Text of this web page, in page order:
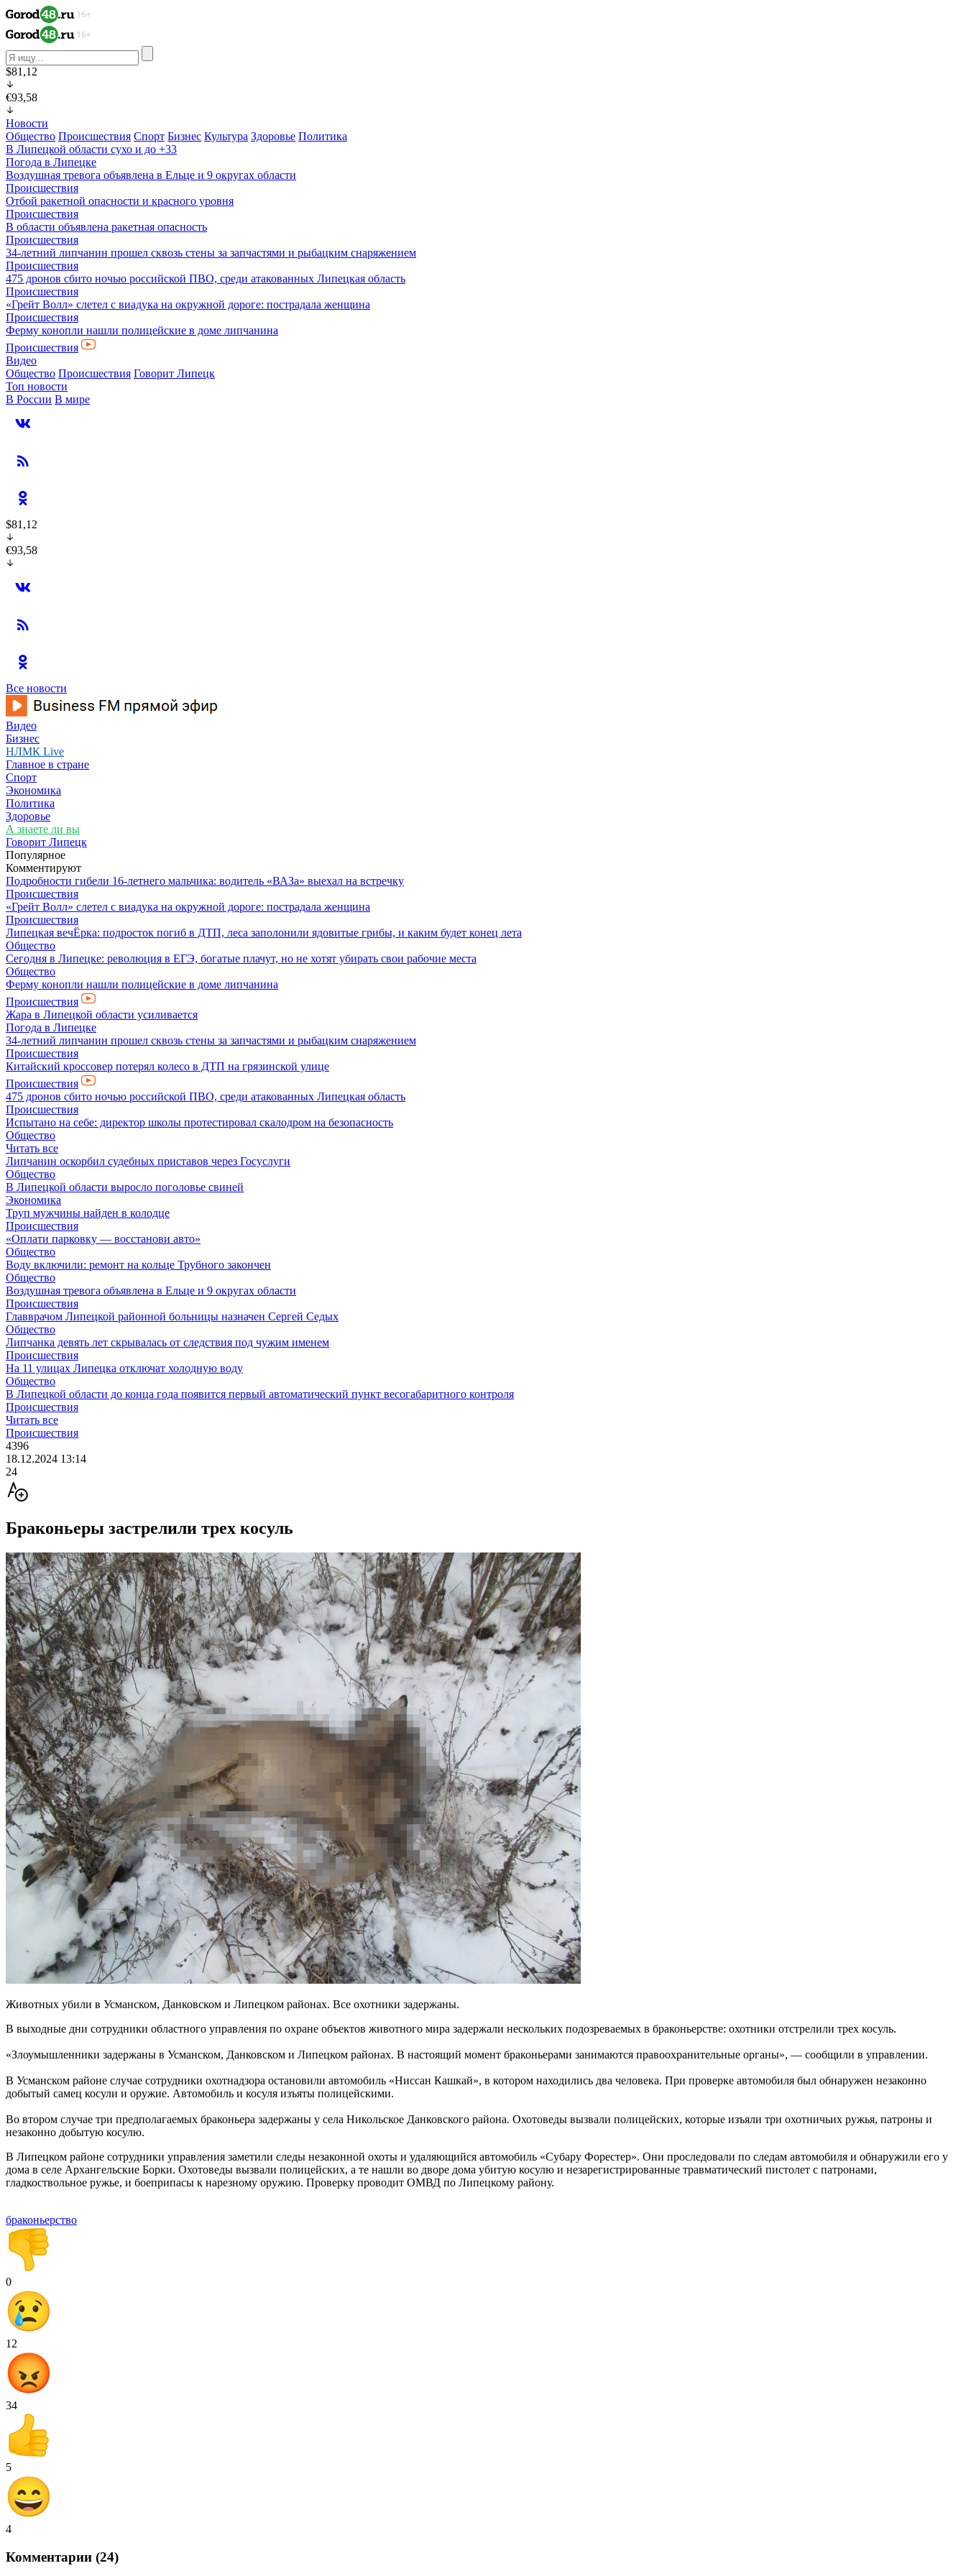
$81,12
€93,58
Новости
Общество Происшествия Спорт Бизнес Культура Здоровье Политика
В Липецкой области сухо и до +33
Погода в Липецке
Воздушная тревога объявлена в Ельце и 9 округах области
Происшествия
Отбой ракетной опасности и красного уровня
Происшествия
В области объявлена ракетная опасность
Происшествия
34-летний липчанин прошел сквозь стены за запчастями и рыбацким снаряжением
Происшествия
475 дронов сбито ночью российской ПВО, среди атакованных Липецкая область
Происшествия
«Грейт Волл» слетел с виадука на окружной дороге: пострадала женщина
Происшествия
Ферму конопли нашли полицейские в доме липчанина
Происшествия
Видео
Общество Происшествия Говорит Липецк
Топ новости
В России В мире
$81,12
€93,58
Все новости
Видео
Бизнес
НЛМК Live
Главное в стране
Спорт
Экономика
Политика
Здоровье
А знаете ли вы
Говорит Липецк
Популярное
Комментируют
Подробности гибели 16-летнего мальчика: водитель «ВАЗа» выехал на встречку
Происшествия
«Грейт Волл» слетел с виадука на окружной дороге: пострадала женщина
Происшествия
Липецкая вечЁрка: подросток погиб в ДТП, леса заполонили ядовитые грибы, и каким будет конец лета
Общество
Сегодня в Липецке: революция в ЕГЭ, богатые плачут, но не хотят убирать свои рабочие места
Общество
Ферму конопли нашли полицейские в доме липчанина
Происшествия
Жара в Липецкой области усиливается
Погода в Липецке
34-летний липчанин прошел сквозь стены за запчастями и рыбацким снаряжением
Происшествия
Китайский кроссовер потерял колесо в ДТП на грязинской улице
Происшествия
475 дронов сбито ночью российской ПВО, среди атакованных Липецкая область
Происшествия
Испытано на себе: директор школы протестировал скалодром на безопасность
Общество
Читать все
Липчанин оскорбил судебных приставов через Госуслуги
Общество
В Липецкой области выросло поголовье свиней
Экономика
Труп мужчины найден в колодце
Происшествия
«Оплати парковку — восстанови авто»
Общество
Воду включили: ремонт на кольце Трубного закончен
Общество
Воздушная тревога объявлена в Ельце и 9 округах области
Происшествия
Главврачом Липецкой районной больницы назначен Сергей Седых
Общество
Липчанка девять лет скрывалась от следствия под чужим именем
Происшествия
На 11 улицах Липецка отключат холодную воду
Общество
В Липецкой области до конца года появится первый автоматический пункт весогабаритного контроля
Происшествия
Читать все
Происшествия
4396
18.12.2024 13:14
24
Браконьеры застрелили трех косуль
Животных убили в Усманском, Данковском и Липецком районах. Все охотники задержаны.
В выходные дни сотрудники областного управления по охране объектов животного мира задержали нескольких подозреваемых в браконьерстве: охотники отстрелили трех косуль.
«Злоумышленники задержаны в Усманском, Данковском и Липецком районах. В настоящий момент браконьерами занимаются правоохранительные органы», — сообщили в управлении.
В Усманском районе случае сотрудники охотнадзора остановили автомобиль «Ниссан Кашкай», в котором находились два человека. При проверке автомобиля был обнаружен незаконно
добытый самец косули и оружие. Автомобиль и косуля изъяты полицейскими.
Во втором случае три предполагаемых браконьера задержаны у села Никольское Данковского района. Охотоведы вызвали полицейских, которые изъяли три охотничьих ружья, патроны и
незаконно добытую косулю.
В Липецком районе сотрудники управления заметили следы незаконной охоты и удаляющийся автомобиль «Субару Форестер». Они проследовали по следам автомобиля и обнаружили его у
дома в селе Архангельские Борки. Охотоведы вызвали полицейских, а те нашли во дворе дома убитую косулю и незарегистрированные травматический пистолет с патронами,
гладкоствольное ружье, и боеприпасы к нарезному оружию. Проверку проводит ОМВД по Липецкому району.
браконьерство
0
12
34
5
4
Комментарии (24)